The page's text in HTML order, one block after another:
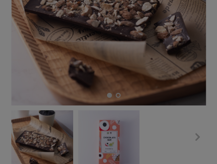
肉品・水產
畜產肉類 水產
水畜加工品
調理食材・點心
沖泡飲品
保健食品
居家好物
蛋料理
料理方式
烘焙．點心
漬物
涼拌沙拉
飲品
當季產品
傳到心坎裡，誠心又澎派
合作25-經典快閃最後一週
合作25-精選產品第四彈
更多當季產品
議題活動
主婦聯盟X樂齡網特約優惠案
30%rPET紅烏龍茶
樂齡生活 親子食育
廚房瑜伽
關注議題
惜食
支持本土農糧
能源議題
減添加物 減塑減廢
公益金 食農教育
更多議題
員工與求才
產品檢驗
自主把關
社員權益
合作社法規